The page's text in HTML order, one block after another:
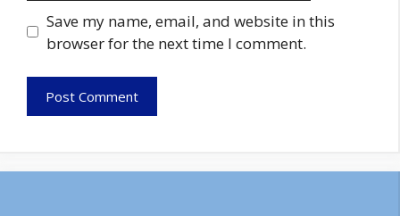
Save my name, email, and website in this
browser for the next time I comment.